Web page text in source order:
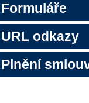
Formuláře
URL odkazy
Plnění